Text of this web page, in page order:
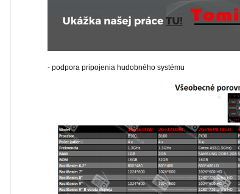
- podpora pripojenia hudobného systému